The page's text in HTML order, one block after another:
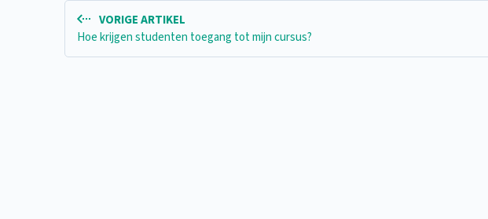
VORIGE ARTIKEL
Hoe krijgen studenten toegang tot mijn cursus?